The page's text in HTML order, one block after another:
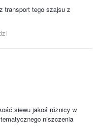
transport tego szajsu z
siewu jakoś różnicy w
niszczenia